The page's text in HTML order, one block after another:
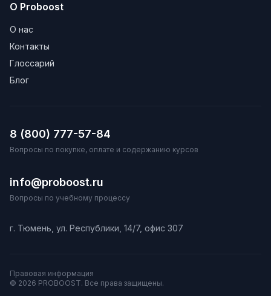
О Proboost
О нас
Контакты
Глоссарий
Блог
8 (800) 777-57-84
Вопросы по покупке, оплате и содержанию курсов
info@proboost.ru
Вопросы по учебному процессу
г. Тюмень, ул. Республики, 14/7, офис 307
Правовая информация
© 2026 PROBOOST. Все права защищены.